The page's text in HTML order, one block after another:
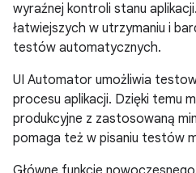
wyraźnej kontroli stanu
łatwiejszych w utrzymaniu i
testów automatycznych.
UI Automator umożliwia
procesu aplikacji. Dzięki temu
produkcyjne z zastosowaną
pomaga też w pisaniu testów